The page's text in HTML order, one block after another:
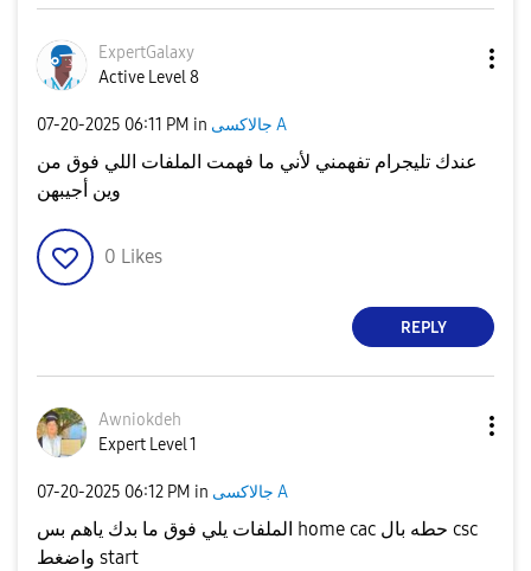
ExpertGalaxy
Active Level 8
‎07-20-2025 06:11 PM in جالاكسى A
عندك تليجرام تفهمني لأني ما فهمت الملفات اللي فوق من
وين أجيبهن
0 Likes
REPLY
Awniokdeh
Expert Level 1
‎07-20-2025 06:12 PM in جالاكسى A
الملفات يلي فوق ما بدك ياهم بس home cac حطه بال csc
واضغط start